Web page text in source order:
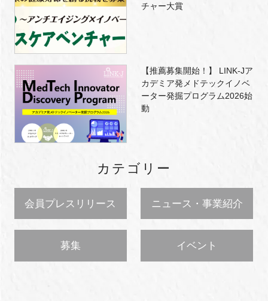
チャー大賞
【推薦募集開始！】 LINK-Jア
カデミア発メドテックイノベ
ーター発掘プログラム2026始
動
カテゴリー
会員プレスリリース ニュース・事業紹介
募集 イベント